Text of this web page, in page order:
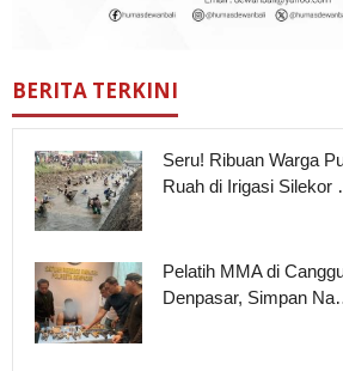
BERITA TERKINI
Seru! Ribuan Warga
Ruah di Irigasi Silekor
Pelatih MMA di
Denpasar, Simpan